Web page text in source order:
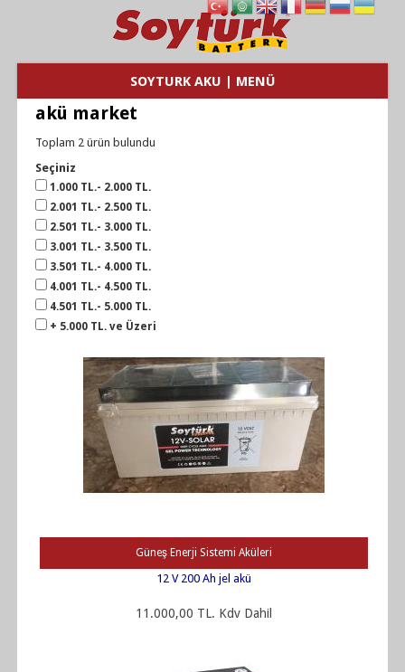
SOYTURK AKU | MENÜ
akü market
Toplam 2 ürün bulundu
Seçiniz
1.000 TL.- 2.000 TL.
2.001 TL.- 2.500 TL.
2.501 TL.- 3.000 TL.
3.001 TL.- 3.500 TL.
3.501 TL.- 4.000 TL.
4.001 TL.- 4.500 TL.
4.501 TL.- 5.000 TL.
+ 5.000 TL. ve Üzeri
Güneş Enerji Sistemi Aküleri
12 V 200 Ah jel akü
11.000,00 TL. Kdv Dahil